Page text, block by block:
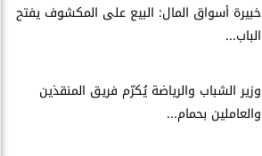
خبيرة أسواق المال: البيع على المكشوف يفتح
الباب...
وزير الشباب والرياضة يُكرّم فريق المنقذين
والعاملين بحمام...